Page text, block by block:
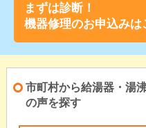
まずは診断！
機器修理のお申込みは
市町村から給湯器・湯
の声を探す